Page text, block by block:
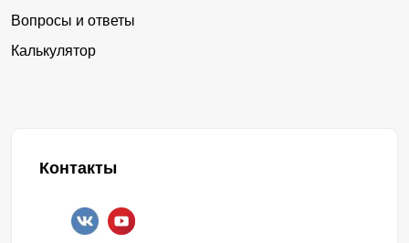
Вопросы и ответы
Калькулятор
Контакты